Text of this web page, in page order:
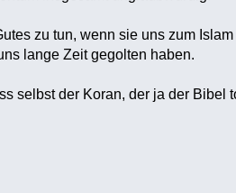
zu tun, wenn sie uns zum
lange Zeit gegolten haben.
selbst der Koran, der ja der Bibel